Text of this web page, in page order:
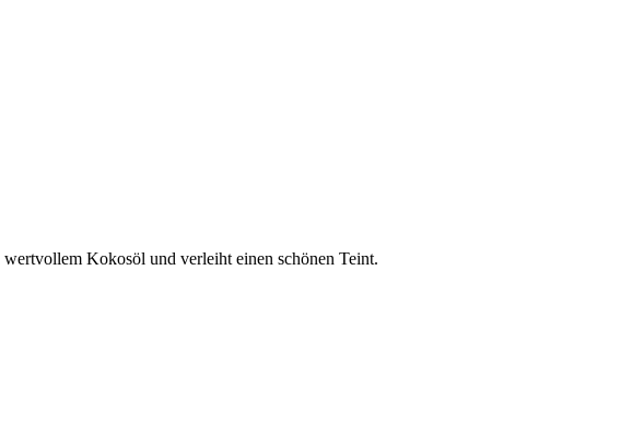
Kokosöl und verleiht einen schönen Teint.